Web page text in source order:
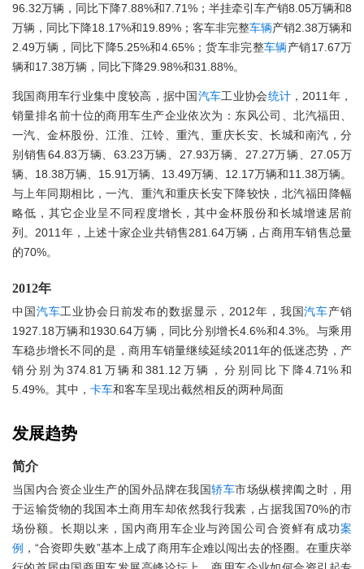
96.32万辆，同比下降7.88%和7.71%；半挂牵引车产销8.05万辆和8
万辆，同比下降18.17%和19.89%；客车非完整车辆产销2.38万辆和
2.49万辆，同比下降5.25%和4.65%；货车非完整车辆产销17.67万
辆和17.38万辆，同比下降29.98%和31.88%。
我国商用车行业集中度较高，据中国汽车工业协会统计 ，2011年，
销量排名前十位的商用车生产企业依次为：东风公司、北汽福田、
一汽、金杯股份、江淮、江铃、重汽、重庆长安、长城和南汽，分
别销售64.83万辆、63.23万辆、27.93万辆、27.27万辆、27.05万
辆、18.38万辆、15.91万辆、13.49万辆、12.17万辆和11.38万辆。
与上年同期相比，一汽、重汽和重庆长安下降较快，北汽福田降幅
略低，其它企业呈不同程度增长，其中金杯股份和长城增速居前
列。2011年，上述十家企业共销售281.64万辆，占商用车销售总量
的70%。
2012年
中国汽车工业协会日前发布的数据显示，2012年，我国汽车产销
1927.18万辆和1930.64万辆，同比分别增长4.6%和4.3%。与乘用
车稳步增长不同的是，商用车销量继续延续2011年的低迷态势，产
销分别为374.81万辆和381.12万辆，分别同比下降4.71%和
5.49%。其中， 卡车和客车呈现出截然相反的两种局面
发展趋势
简介
当国内合资企业生产的国外品牌在我国轿车市场纵横捭阖之时，用
于运输货物的我国本土商用车却依然我行我素，占据我国70%的市
场份额。长期以来，国内商用车企业与跨国公司合资鲜有成功案
例 ，“合资即失败”基本上成了商用车企难以闯出去的怪圈。在重庆举